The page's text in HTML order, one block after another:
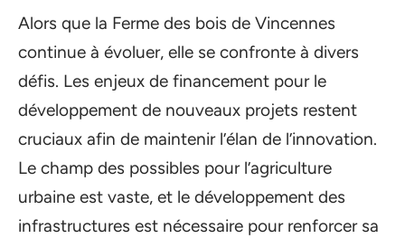
Alors que la Ferme des bois de Vincennes
continue à évoluer, elle se confronte à divers
défis. Les enjeux de financement pour le
développement de nouveaux projets restent
cruciaux afin de maintenir l’élan de l’innovation.
Le champ des possibles pour l’agriculture
urbaine est vaste, et le développement des
infrastructures est nécessaire pour renforcer sa